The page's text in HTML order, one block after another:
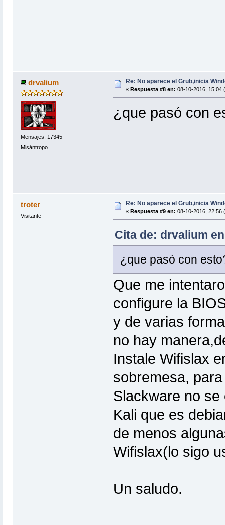
drvalium
Mensajes: 17345
Misántropo
Re: No aparece el Grub,inicia
« Respuesta #8 en: 08-10-2016, 15:04
¿que pasó con
troter
Visitante
Re: No aparece el Grub,inicia
« Respuesta #9 en: 08-10-2016, 22:56
Cita de: drvalium
¿que pasó con
Que me
configure la
y de varias
no hay
Instale Wifislax
sobremesa,
Slackware no
Kali que es
de menos
Wifislax(lo sigo
Un saludo.